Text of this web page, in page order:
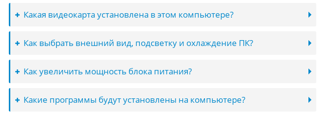
Какая видеокарта установлена в этом компьютере?
Как выбрать внешний вид, подсветку и охлаждение ПК?
Как увеличить мощность блока питания?
Какие программы будут установлены на компьютере?